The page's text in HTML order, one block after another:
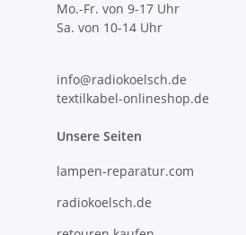
Mo.-Fr. von 9-17 Uhr
Sa. von 10-14 Uhr
info@radiokoelsch.de
textilkabel-onlineshop.de
Unsere Seiten
lampen-reparatur.com
radiokoelsch.de